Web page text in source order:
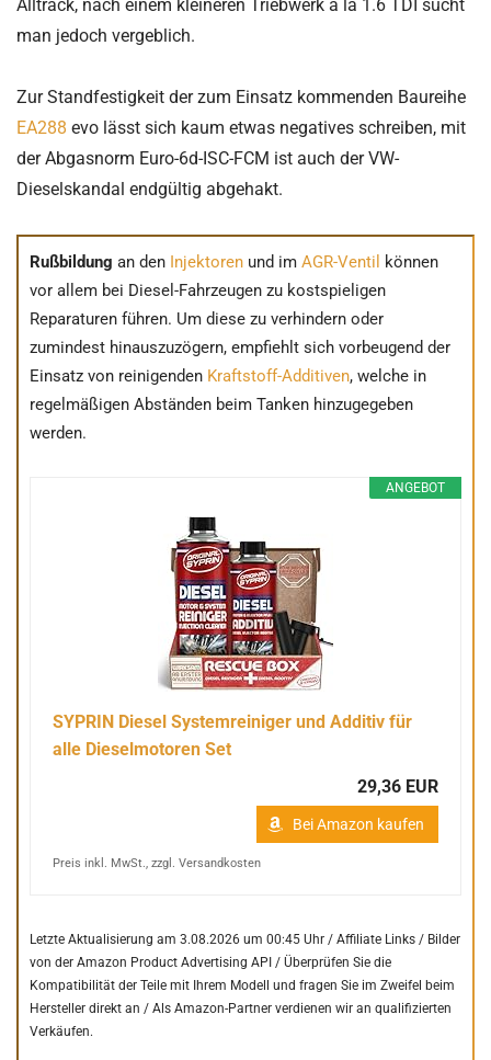
Alltrack, nach einem kleineren Triebwerk à la 1.6 TDI sucht
man jedoch vergeblich.
Zur Standfestigkeit der zum Einsatz kommenden Baureihe
EA288 evo lässt sich kaum etwas negatives schreiben, mit
der Abgasnorm Euro-6d-ISC-FCM ist auch der VW-
Dieselskandal endgültig abgehakt.
Rußbildung an den Injektoren und im AGR-Ventil
können
vor allem bei Diesel-Fahrzeugen zu kostspieligen
Reparaturen führen. Um diese zu verhindern oder
zumindest hinauszuzögern, empfiehlt sich vorbeugend der
Einsatz von reinigenden Kraftstoff-Additiven, welche in
regelmäßigen Abständen beim Tanken hinzugegeben
werden.
ANGEBOT
SYPRIN Diesel Systemreiniger und Additiv für
alle Dieselmotoren Set
29,36 EUR
Bei Amazon kaufen
Preis inkl. MwSt., zzgl. Versandkosten
Letzte Aktualisierung am 3.08.2026 um 00:45 Uhr / Affiliate Links / Bilder
von der Amazon Product Advertising API / Überprüfen Sie die
Kompatibilität der Teile mit Ihrem Modell und fragen Sie im Zweifel beim
Hersteller direkt an / Als Amazon-Partner verdienen wir an qualifizierten
Verkäufen.